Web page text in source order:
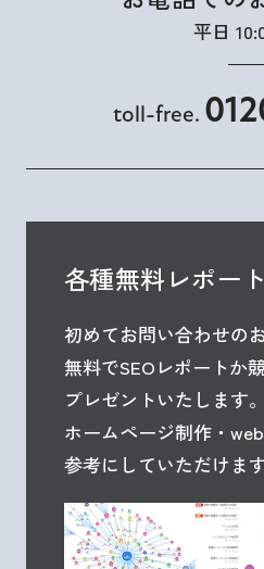
平日
toll-free.
各種無料レポー
初めてお問い合わせの
無料でSEOレポートか
プレゼントいたします。
ホームページ制作・
参考にしていただけま